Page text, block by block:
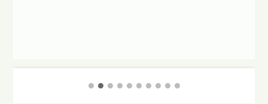
• • • • • • • • • •